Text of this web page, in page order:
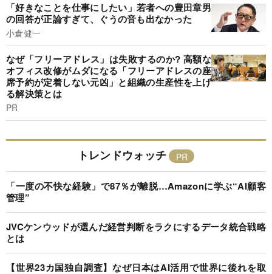
「好きなことを仕事にしたい」若者への豊田章男
の回答が正論すぎて、ぐうの音も出なかった
小倉健一
なぜ「フリーアドレス」は失敗するのか? 高額な
オフィス改修がムダになる「フリーアドレスの座
席予約が定着しない元凶」と組織の生産性を上げ
る解決策とは
PR
トレンドウォッチ
「一度の不快な経験」で87％が離脱…Amazonに学ぶ“AI顧客
管理”
JVCケンウッドが選んだ経営判断をラクにするデータ統合戦略
とは
【世界23カ国独自調査】なぜ日本はAI活用で世界に後れを取